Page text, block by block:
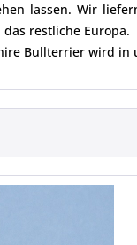
lassen. Wir
restliche Europa.
Bullterrier wird